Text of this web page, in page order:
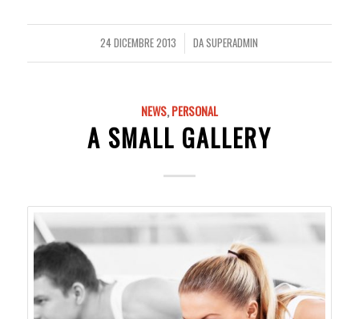
24 DICEMBRE 2013
/ DASUPERADMIN
NEWS,PERSONAL
A SMALL GALLERY